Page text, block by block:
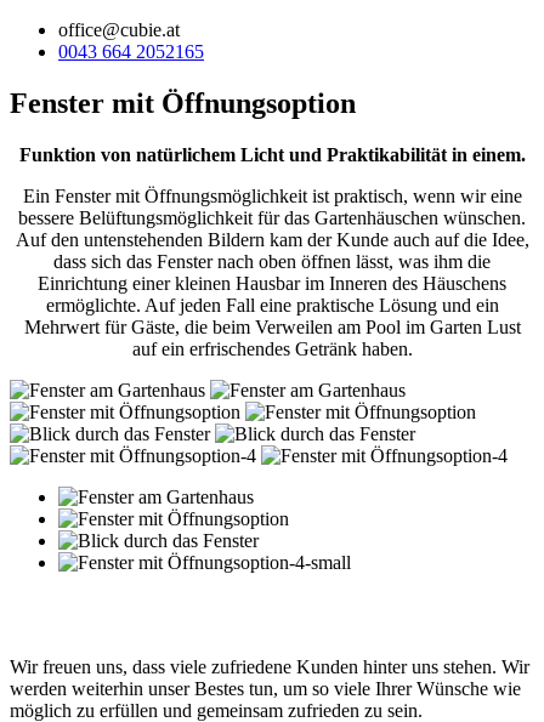
office@cubie.at
0043 664 2052165
Fenster mit Öffnungsoption
Funktion von natürlichem Licht und Praktikabilität in einem.
Ein Fenster mit Öffnungsmöglichkeit ist praktisch, wenn wir eine
bessere Belüftungsmöglichkeit für das Gartenhäuschen wünschen.
Auf den untenstehenden Bildern kam der Kunde auch auf die Idee,
dass sich das Fenster nach oben öffnen lässt, was ihm die
Einrichtung einer kleinen Hausbar im Inneren des Häuschens
ermöglichte. Auf jeden Fall eine praktische Lösung und ein
Mehrwert für Gäste, die beim Verweilen am Pool im Garten Lust
auf ein erfrischendes Getränk haben.
Wir freuen uns, dass viele zufriedene Kunden hinter uns stehen. Wir
werden weiterhin unser Bestes tun, um so viele Ihrer Wünsche wie
möglich zu erfüllen und gemeinsam zufrieden zu sein.